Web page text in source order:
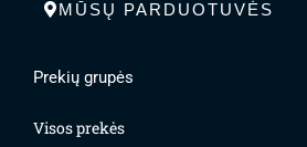
MŪSŲ PARDUOTUVĖS
Prekių grupės
Visos prekės